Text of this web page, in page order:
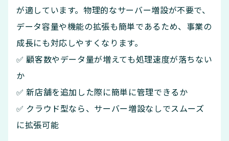
が適しています。物理的なサーバー増設が不要で、
データ容量や機能の拡張も簡単であるため、事業の
成長にも対応しやすくなります。
✅ 顧客数やデータ量が増えても処理速度が落ちない
か
✅ 新店舗を追加した際に簡単に管理できるか
✅ クラウド型なら、サーバー増設なしでスムーズ
に拡張可能